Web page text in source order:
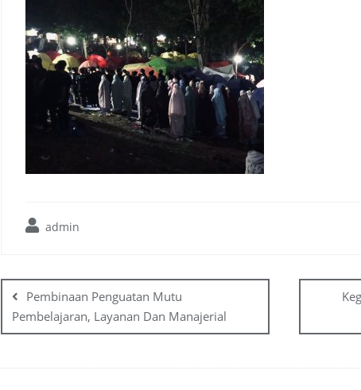
admin
Pembinaan Penguatan Mutu
Pembelajaran, Layanan Dan Manajerial